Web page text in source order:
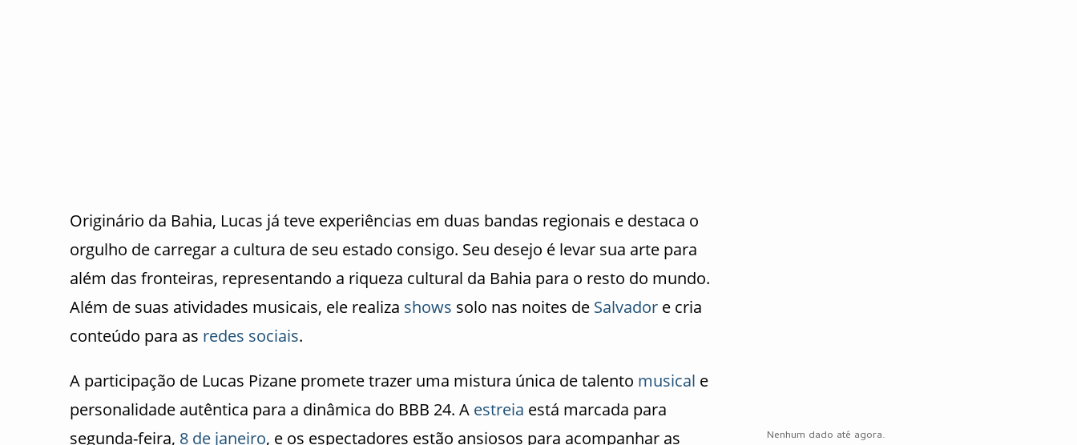
Originário da Bahia, Lucas já teve experiências em duas bandas regionais e destaca o
orgulho de carregar a cultura de seu estado consigo. Seu desejo é levar sua arte para
além das fronteiras, representando a riqueza cultural da Bahia para o resto do mundo.
Além de suas atividades musicais, ele realiza shows solo nas noites de Salvador e cria
conteúdo para as redes sociais.
A participação de Lucas Pizane promete trazer uma mistura única de talento musical e
personalidade autêntica para a dinâmica do BBB 24. A estreia está marcada para
segunda-feira, 8 de janeiro, e os espectadores estão ansiosos para acompanhar as
Nenhum dado até agora.